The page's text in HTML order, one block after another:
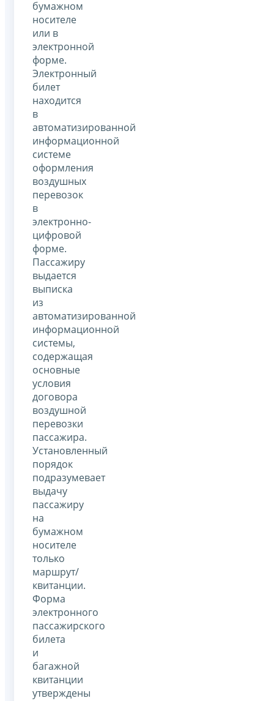
бумажном
носителе
или в
электронной
форме.
Электронный
билет
находится
в
автоматизированной
информационной
системе
оформления
воздушных
перевозок
в
электронно-
цифровой
форме.
Пассажиру
выдается
выписка
из
автоматизированной
информационной
системы,
содержащая
основные
условия
договора
воздушной
перевозки
пассажира.
Установленный
порядок
подразумевает
выдачу
пассажиру
на
бумажном
носителе
только
маршрут/
квитанции.
Форма
электронного
пассажирского
билета
и
багажной
квитанции
утверждены